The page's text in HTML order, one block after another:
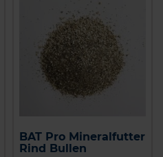
BAT Pro Mineralfutter
Rind Bullen